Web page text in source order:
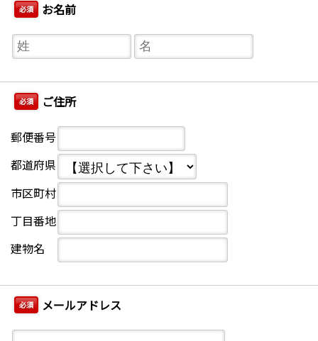
必須 お名前
必須 ご住所
郵便番号
都道府県
市区町村
丁目番地
建物名
必須 メールアドレス